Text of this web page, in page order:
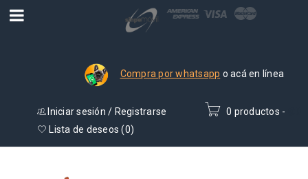
Compra por whatsapp o acá en línea
0 productos -
Iniciar sesión / Registrarse
Lista de deseos (0)